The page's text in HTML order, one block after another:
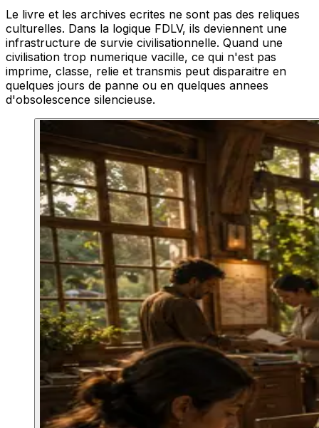
Le livre et les archives ecrites ne sont pas des reliques
culturelles. Dans la logique FDLV, ils deviennent une
infrastructure de survie civilisationnelle. Quand une
civilisation trop numerique vacille, ce qui n'est pas
imprime, classe, relie et transmis peut disparaitre en
quelques jours de panne ou en quelques annees
d'obsolescence silencieuse.